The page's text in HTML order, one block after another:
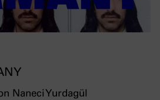
Naneci Yurdagül